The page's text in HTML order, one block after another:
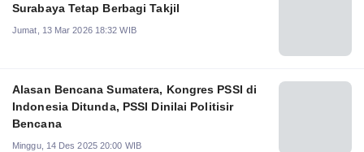
Surabaya Tetap Berbagi Takjil
Jumat, 13 Mar 2026 18:32 WIB
Alasan Bencana Sumatera, Kongres PSSI di
Indonesia Ditunda, PSSI Dinilai Politisir
Bencana
Minggu, 14 Des 2025 20:00 WIB